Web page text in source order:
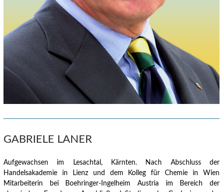
GABRIELE LANER
Aufgewachsen im Lesachtal, Kärnten. Nach Abschluss der
Handelsakademie in Lienz und dem Kolleg für Chemie in Wien
Mitarbeiterin bei Boehringer-Ingelheim Austria im Bereich der